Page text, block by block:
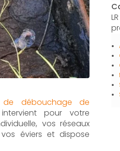
de débouchage de
intervient pour votre
vos réseaux
éviers et dispose